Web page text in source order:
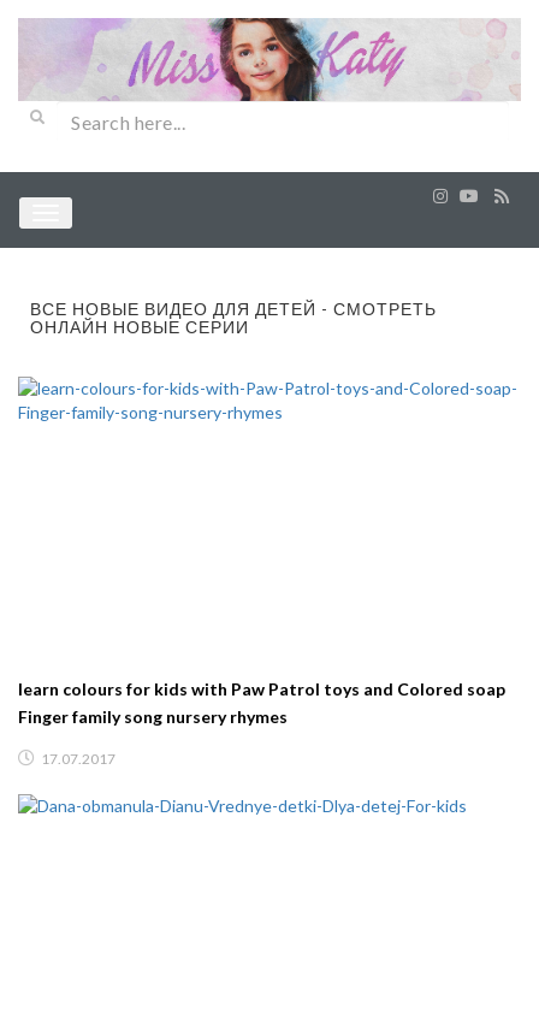
ВСЕ НОВЫЕ ВИДЕО ДЛЯ ДЕТЕЙ - СМОТРЕТЬ
ОНЛАЙН НОВЫЕ СЕРИИ
learn colours for kids with Paw Patrol toys and Colored soap
Finger family song nursery rhymes
17.07.2017